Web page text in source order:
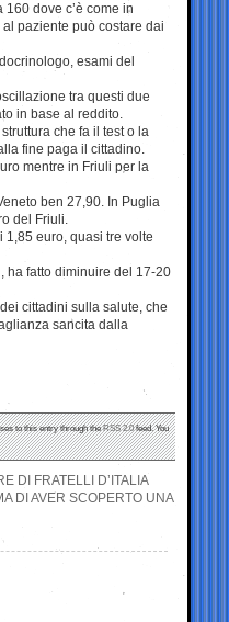
dove c’è come in
paziente può costare dai
esami del
tra questi due
in base al reddito.
che fa il test o la
fine paga il cittadino.
mentre in Friuli per la
ben 27,90. In Puglia
del Friuli.
euro, quasi tre volte
ha fatto diminuire del 17-20
cittadini sulla salute, che
sancita dalla
to this entry through theRSS 2.0feed. You
DI FRATELLI D’ITALIA
DI AVER SCOPERTO UNA